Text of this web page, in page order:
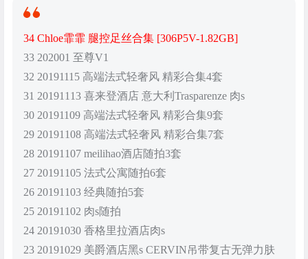
34 Chloe霏霏 腿控足丝合集 [306P5V-1.82GB]
33 202001 至尊V1
32 20191115 高端法式轻奢风 精彩合集4套
31 20191113 喜来登酒店 意大利Trasparenze 肉s
30 20191109 高端法式轻奢风 精彩合集9套
29 20191108 高端法式轻奢风 精彩合集7套
28 20191107 meilihao酒店随拍3套
27 20191105 法式公寓随拍6套
26 20191103 经典随拍5套
25 20191102 肉s随拍
24 20191030 香格里拉酒店肉s
23 20191029 美爵酒店黑s CERVIN吊带复古无弹力肤